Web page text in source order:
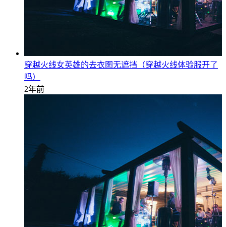
穿越火线女英雄的去衣图无遮挡（穿越火线体验服开了
吗）
2年前